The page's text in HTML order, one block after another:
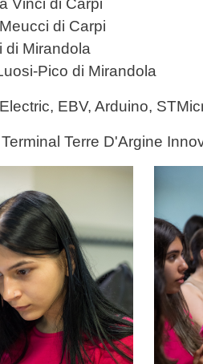
Vinci di Carpi
di Carpi
di Mirandola
Pico di Mirandola
EBV, Arduino,
Terre D'Argine